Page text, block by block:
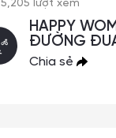
5,205 lượt xem
HAPPY
ĐƯỜNG
Chia sẻ